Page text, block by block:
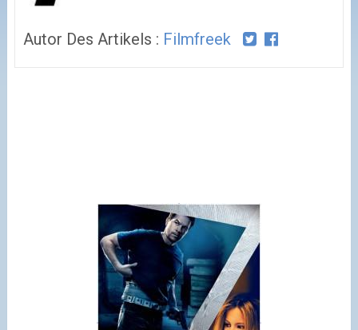
Autor Des Artikels : Filmfreek